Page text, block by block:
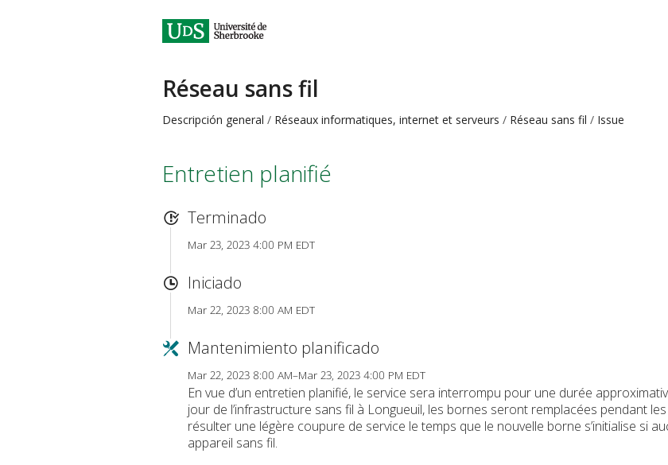
Réseau sans fil
Descripción general Réseaux informatiques, internet et serveurs Réseau sans fil Issue
Entretien planifié
Terminado
Mar 23, 2023 4:00 PM EDT
Iniciado
Mar 22, 2023 8:00 AM EDT
Mantenimiento planificado
Mar 22, 2023 8:00 AM–Mar 23, 2023 4:00 PM EDT
En vue d’un entretien planifié, le service sera interrompu pour une durée
jour de l’infrastructure sans fil à Longueuil, les bornes seront remplacées pendant
résulter une légère coupure de service le temps que le nouvelle borne s’initialise si
appareil sans fil.